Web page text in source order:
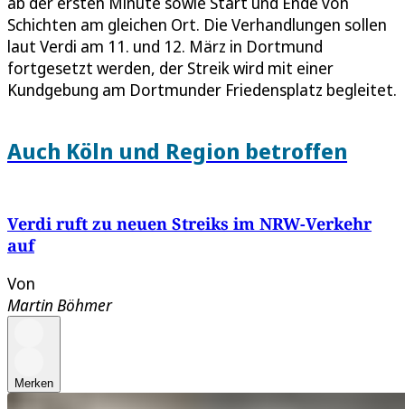
Schichten am gleichen Ort. Die Verhandlungen sollen
laut Verdi am 11. und 12. März in Dortmund
fortgesetzt werden, der Streik wird mit einer
Kundgebung am Dortmunder Friedensplatz begleitet.
Auch Köln und Region betroffen
Verdi ruft zu neuen Streiks im NRW-Verkehr
auf
Von
Martin Böhmer
Merken